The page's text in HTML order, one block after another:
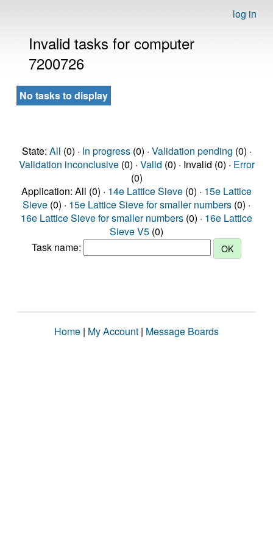
log in
Invalid tasks for computer
7200726
No tasks to display
State: All (0) · In progress(0) · Validation pending (0) ·
Validation inconclusive(0) · Valid (0) · Invalid (0) · Error
(0)
Application: All (0) · 14e Lattice Sieve (0) · 15e Lattice
Sieve (0) · 15e Lattice Sieve for smaller numbers (0) ·
16e Lattice Sieve for smaller numbers (0) · 16e Lattice
Sieve V5 (0)
Task name:
Home | My Account | Message Boards